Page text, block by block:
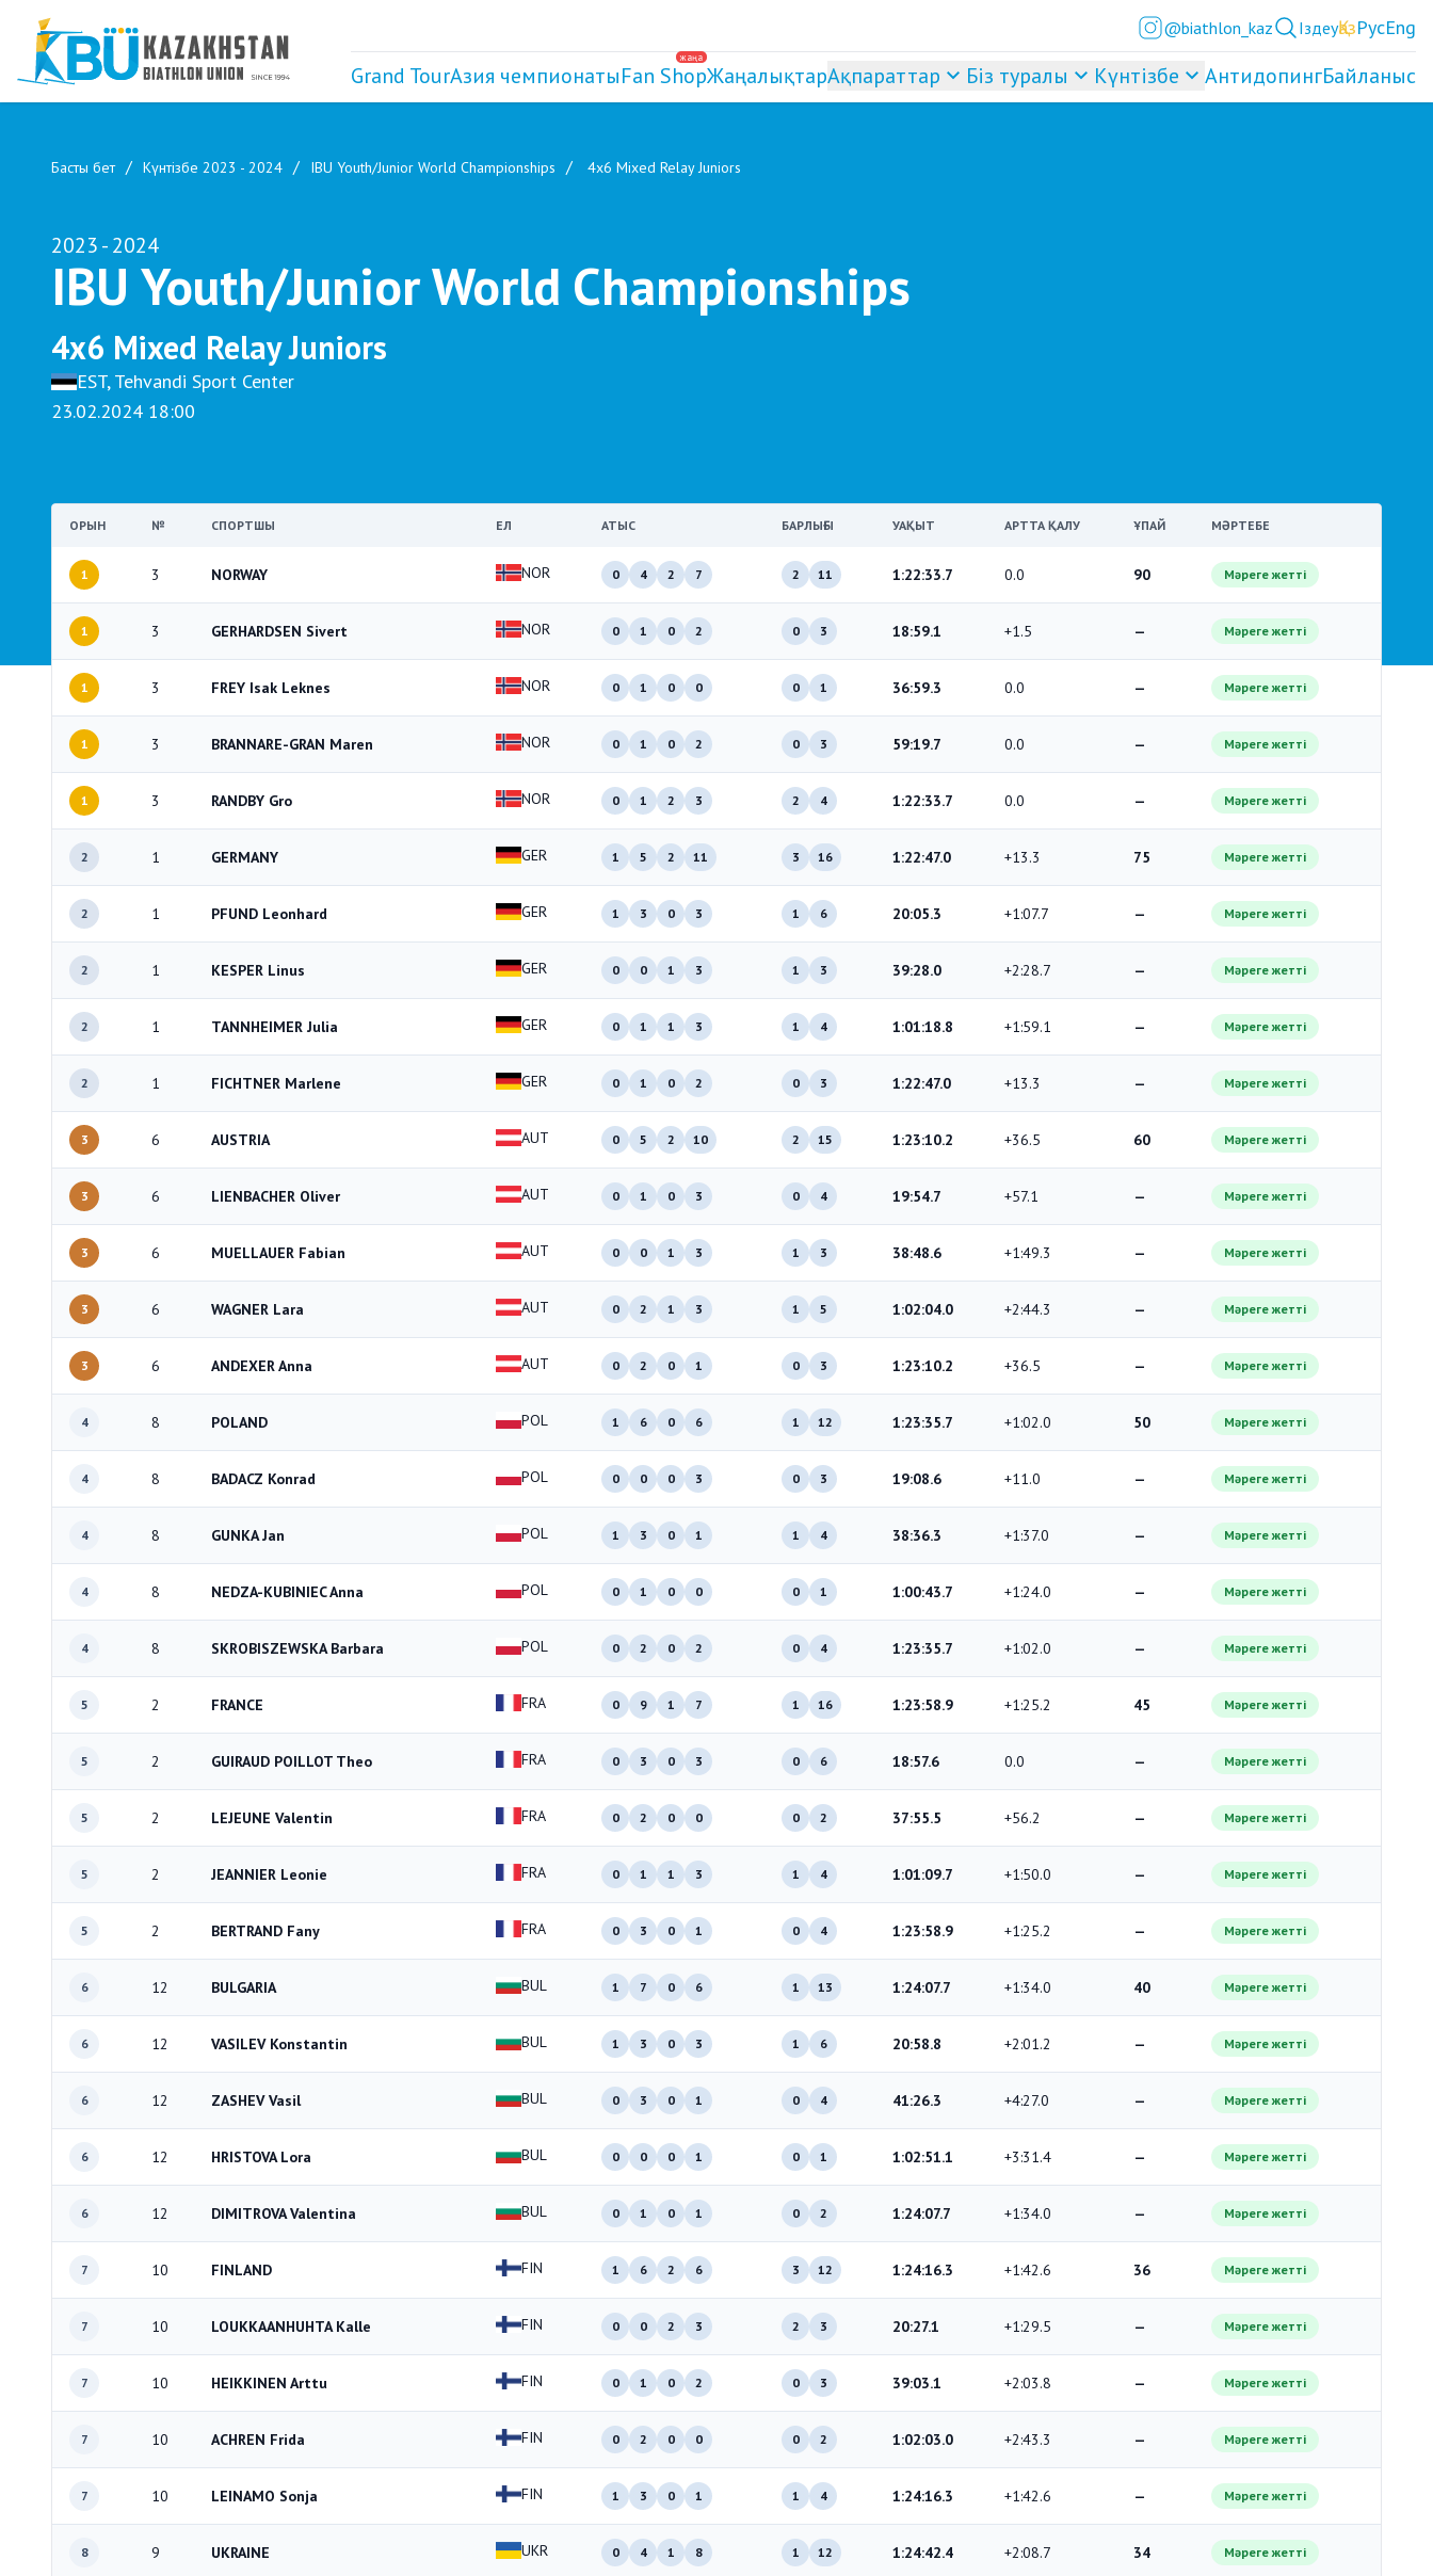
@biathlon_kaz ІздеуҚазРусEng
Grand TourАзия чемпионаты
жаңа
Fan ShopЖаңалықтарАқпараттар Біз туралы Күнтізбе АнтидопингБайланыс
Басты бет Күнтізбе 2023 - 2024 IBU Youth/Junior World Championships 4x6 Mixed Relay Juniors
2023 - 2024
IBU Youth/Junior World Championships
4x6 Mixed Relay Juniors
EST, Tehvandi Sport Center
23.02.2024 18:00
ОРЫН № СПОРТШЫ ЕЛ АТЫС БАРЛЫҒЫ УАҚЫТ АРТТА ҚАЛУ ҰПАЙ МӘРТЕБЕ
1 3 NORWAY NOR 0 4 2 7 2 11 1:22:33.7 0.0 90 Мәреге жетті
1 3 GERHARDSEN Sivert NOR 0 1 0 2 0 3 18:59.1 +1.5 — Мәреге жетті
1 3 FREY Isak Leknes NOR 0 1 0 0 0 1 36:59.3 0.0 — Мәреге жетті
1 3 BRANNARE-GRAN Maren NOR 0 1 0 2 0 3 59:19.7 0.0 — Мәреге жетті
1 3 RANDBY Gro NOR 0 1 2 3 2 4 1:22:33.7 0.0 — Мәреге жетті
2 1 GERMANY GER 1 5 2 11 3 16 1:22:47.0 +13.3 75 Мәреге жетті
2 1 PFUND Leonhard GER 1 3 0 3 1 6 20:05.3 +1:07.7 — Мәреге жетті
2 1 KESPER Linus GER 0 0 1 3 1 3 39:28.0 +2:28.7 — Мәреге жетті
2 1 TANNHEIMER Julia GER 0 1 1 3 1 4 1:01:18.8 +1:59.1 — Мәреге жетті
2 1 FICHTNER Marlene GER 0 1 0 2 0 3 1:22:47.0 +13.3 — Мәреге жетті
3 6 AUSTRIA AUT 0 5 2 10 2 15 1:23:10.2 +36.5 60 Мәреге жетті
3 6 LIENBACHER Oliver AUT 0 1 0 3 0 4 19:54.7 +57.1 — Мәреге жетті
3 6 MUELLAUER Fabian AUT 0 0 1 3 1 3 38:48.6 +1:49.3 — Мәреге жетті
3 6 WAGNER Lara AUT 0 2 1 3 1 5 1:02:04.0 +2:44.3 — Мәреге жетті
3 6 ANDEXER Anna AUT 0 2 0 1 0 3 1:23:10.2 +36.5 — Мәреге жетті
4 8 POLAND POL 1 6 0 6 1 12 1:23:35.7 +1:02.0 50 Мәреге жетті
4 8 BADACZ Konrad POL 0 0 0 3 0 3 19:08.6 +11.0 — Мәреге жетті
4 8 GUNKA Jan POL 1 3 0 1 1 4 38:36.3 +1:37.0 — Мәреге жетті
4 8 NEDZA-KUBINIEC Anna POL 0 1 0 0 0 1 1:00:43.7 +1:24.0 — Мәреге жетті
4 8 SKROBISZEWSKA Barbara POL 0 2 0 2 0 4 1:23:35.7 +1:02.0 — Мәреге жетті
5 2 FRANCE FRA 0 9 1 7 1 16 1:23:58.9 +1:25.2 45 Мәреге жетті
5 2 GUIRAUD POILLOT Theo FRA 0 3 0 3 0 6 18:57.6 0.0 — Мәреге жетті
5 2 LEJEUNE Valentin FRA 0 2 0 0 0 2 37:55.5 +56.2 — Мәреге жетті
5 2 JEANNIER Leonie FRA 0 1 1 3 1 4 1:01:09.7 +1:50.0 — Мәреге жетті
5 2 BERTRAND Fany FRA 0 3 0 1 0 4 1:23:58.9 +1:25.2 — Мәреге жетті
6 12 BULGARIA BUL 1 7 0 6 1 13 1:24:07.7 +1:34.0 40 Мәреге жетті
6 12 VASILEV Konstantin BUL 1 3 0 3 1 6 20:58.8 +2:01.2 — Мәреге жетті
6 12 ZASHEV Vasil BUL 0 3 0 1 0 4 41:26.3 +4:27.0 — Мәреге жетті
6 12 HRISTOVA Lora BUL 0 0 0 1 0 1 1:02:51.1 +3:31.4 — Мәреге жетті
6 12 DIMITROVA Valentina BUL 0 1 0 1 0 2 1:24:07.7 +1:34.0 — Мәреге жетті
7 10 FINLAND FIN 1 6 2 6 3 12 1:24:16.3 +1:42.6 36 Мәреге жетті
7 10 LOUKKAANHUHTA Kalle FIN 0 0 2 3 2 3 20:27.1 +1:29.5 — Мәреге жетті
7 10 HEIKKINEN Arttu FIN 0 1 0 2 0 3 39:03.1 +2:03.8 — Мәреге жетті
7 10 ACHREN Frida FIN 0 2 0 0 0 2 1:02:03.0 +2:43.3 — Мәреге жетті
7 10 LEINAMO Sonja FIN 1 3 0 1 1 4 1:24:16.3 +1:42.6 — Мәреге жетті
8 9 UKRAINE UKR 0 4 1 8 1 12 1:24:42.4 +2:08.7 34 Мәреге жетті